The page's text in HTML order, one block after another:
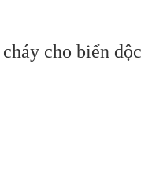
cho biển độc